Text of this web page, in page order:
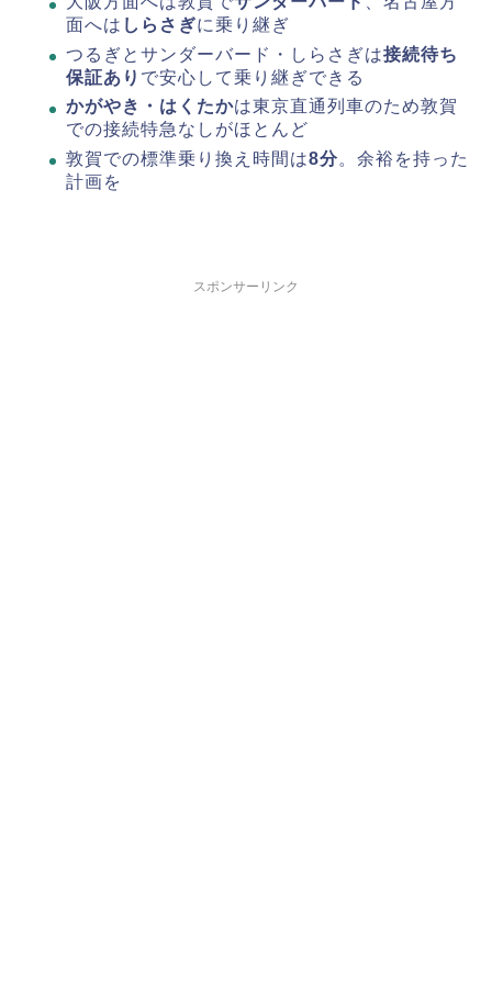
面へは しらさぎに乗り継ぎ
つるぎとサンダーバード・しらさぎは接続待ち
保証あり で安心して乗り継ぎできる
かがやき・はくたかは東京直通列車のため敦賀
での接続特急なしがほとんど
敦賀での標準乗り換え時間は8分。余裕を持った
計画を
スポンサーリンク